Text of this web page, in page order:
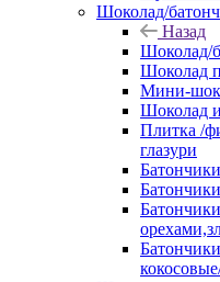
Шоколад/
Назад
Шоколад/
Шоколад
Мини-
Шоколад
Плитка /
глазури